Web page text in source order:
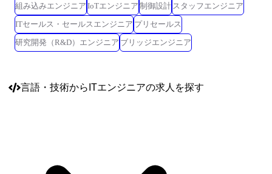
組み込みエンジニア IoTエンジニア 制御設計 スタッフエンジニア
ITセールス・セールスエンジニア プリセールス
研究開発（R&D）エンジニア ブリッジエンジニア
言語・技術からITエンジニアの求人を探す